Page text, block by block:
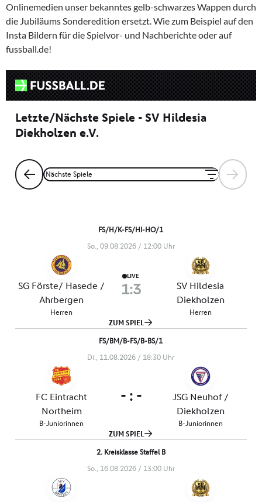
Onlinemedien unser bekanntes gelb-schwarzes Wappen durch
die Jubiläums Sonderedition ersetzt. Wie zum Beispiel auf den
Insta Bildern für die Spielvor- und Nachberichte oder auf
fussball.de!